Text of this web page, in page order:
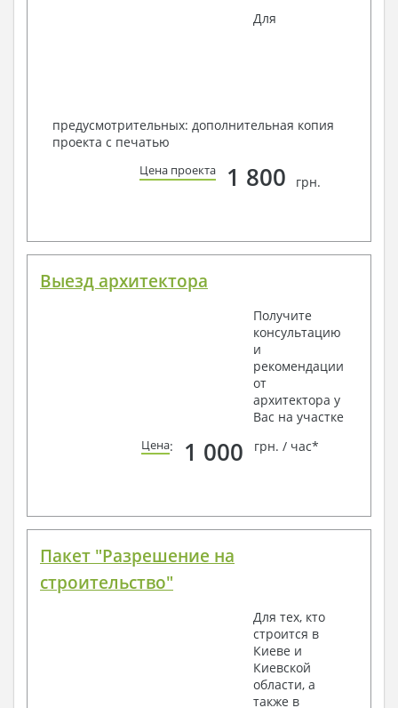
Для
предусмотрительных: дополнительная копия
проекта с печатью
Цена проекта 1 800 грн.
Выезд архитектора
Получите
консультацию
и
рекомендации
от
архитектора у
Вас на участке
Цена: 1 000 грн. / час*
Пакет "Разрешение на
строительство"
Для тех, кто
строится в
Киеве и
Киевской
области, а
также в